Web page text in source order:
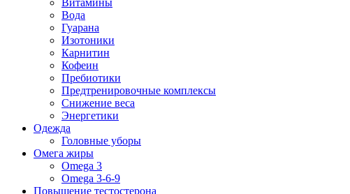
Вода
Гуарана
Изотоники
Карнитин
Кофеин
Пребиотики
Предтренировочные комплексы
Снижение веса
Энергетики
Одежда
Головные уборы
Омега жиры
Omega 3
Omega 3-6-9
Повышение тестостерона